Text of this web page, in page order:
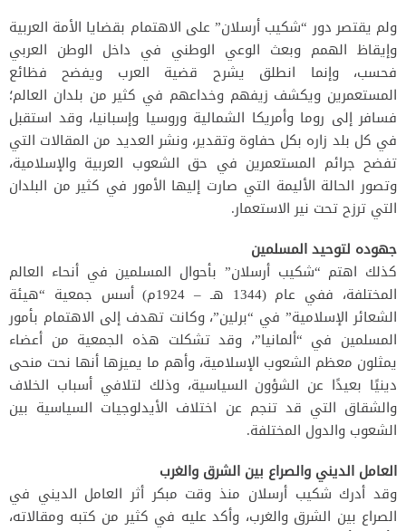
ولم يقتصر دور “شكيب أرسلان” على الاهتمام بقضايا الأمة العربية
وإيقاظ الهمم وبعث الوعي الوطني في داخل الوطن العربي
فحسب، وإنما انطلق يشرح قضية العرب ويفضح فظائع
المستعمرين ويكشف زيفهم وخداعهم في كثير من بلدان العالم؛
فسافر إلى روما وأمريكا الشمالية وروسيا وإسبانيا، وقد استقبل
في كل بلد زاره بكل حفاوة وتقدير، ونشر العديد من المقالات التي
تفضح جرائم المستعمرين في حق الشعوب العربية والإسلامية،
وتصور الحالة الأليمة التي صارت إليها الأمور في كثير من البلدان
التي ترزح تحت نير الاستعمار.
جهوده لتوحيد المسلمين
كذلك اهتم “شكيب أرسلان” بأحوال المسلمين في أنحاء العالم
المختلفة، ففي عام (1344 هـ – 1924م) أسس جمعية “هيئة
الشعائر الإسلامية” في “برلين”، وكانت تهدف إلى الاهتمام بأمور
المسلمين في “ألمانيا”، وقد تشكلت هذه الجمعية من أعضاء
يمثلون معظم الشعوب الإسلامية، وأهم ما يميزها أنها نحت منحى
دينيًا بعيدًا عن الشؤون السياسية، وذلك لتلافي أسباب الخلاف
والشقاق التي قد تنجم عن اختلاف الأيدلوجيات السياسية بين
الشعوب والدول المختلفة.
العامل الديني والصراع بين الشرق والغرب
وقد أدرك شكيب أرسلان منذ وقت مبكر أثر العامل الديني في
الصراع بين الشرق والغرب، وأكد عليه في كثير من كتبه ومقالاته،